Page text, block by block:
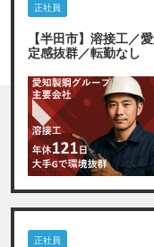
正社員
【半田市】溶接工／
定感抜群／転勤なし
正社員